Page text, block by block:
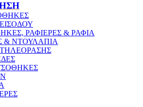
ΡΑΦΙΕΡΕΣ & ΡΑΦΙΑ
& ΝΤΟΥΛΑΠΙΑ